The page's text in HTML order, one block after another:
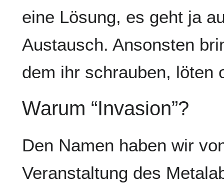
eine Lösung, es geht ja
Austausch. Ansonsten
dem ihr schrauben, löten
Warum “Invasion”?
Den Namen haben wir
Veranstaltung des